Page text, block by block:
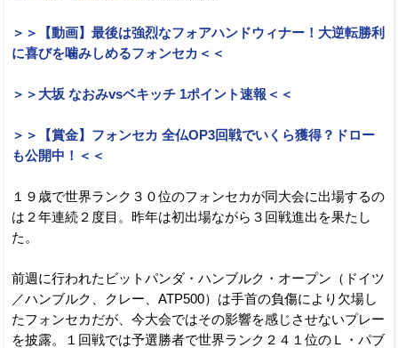
＞＞【動画】最後は強烈なフォアハンドウィナー！大逆転勝利
に喜びを噛みしめるフォンセカ＜＜
＞＞大坂 なおみvsベキッチ 1ポイント速報＜＜
＞＞【賞金】フォンセカ 全仏OP3回戦でいくら獲得？ドロー
も公開中！＜＜
１９歳で世界ランク３０位のフォンセカが同大会に出場するの
は２年連続２度目。昨年は初出場ながら３回戦進出を果たし
た。
前週に行われたビットパンダ・ハンブルク・オープン（ドイツ
／ハンブルク、クレー、ATP500）は手首の負傷により欠場し
たフォンセカだが、今大会ではその影響を感じさせないプレー
を披露。１回戦では予選勝者で世界ランク２４１位のＬ・パブ